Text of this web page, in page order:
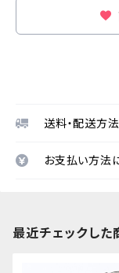
送料・配送方
お支払い方法
最近チェックした